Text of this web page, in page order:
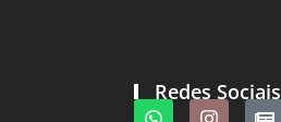
Redes Sociais